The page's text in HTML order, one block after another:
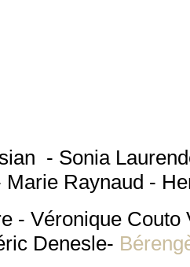
- Sonia
Marie Raynaud -
- Véronique Couto
Denesle-